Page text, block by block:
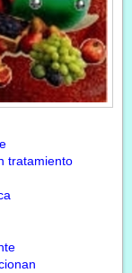
tratamiento